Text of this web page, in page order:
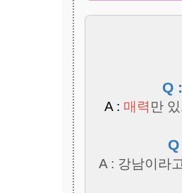
Q
A : 매력 만
A : 강남이라